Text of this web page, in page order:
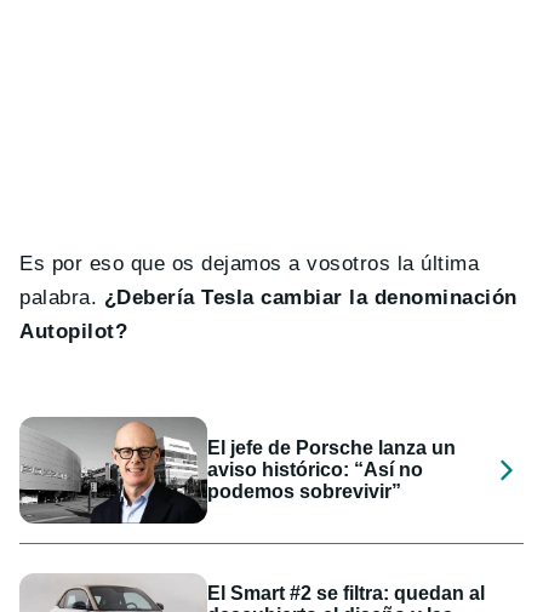
Es por eso que os dejamos a vosotros la última
palabra. ¿Debería Tesla cambiar la denominación
Autopilot?
El jefe de Porsche lanza un
aviso histórico: “Así no
podemos sobrevivir”
El Smart #2 se filtra: quedan al